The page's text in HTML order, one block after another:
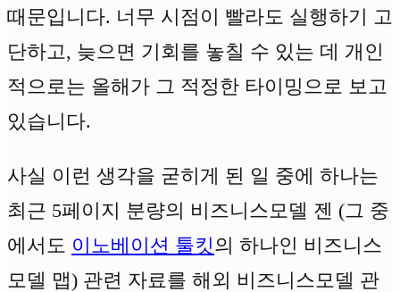
때문입니다. 너무 시점이 빨라도 실행하기 고
단하고, 늦으면 기회를 놓칠 수 있는 데 개인
적으로는 올해가 그 적정한 타이밍으로 보고
있습니다.
사실 이런 생각을 굳히게 된 일 중에 하나는
최근 5페이지 분량의 비즈니스모델 젠 (그 중
에서도 이노베이션 툴킷의 하나인 비즈니스
모델 맵) 관련 자료를 해외 비즈니스모델 관